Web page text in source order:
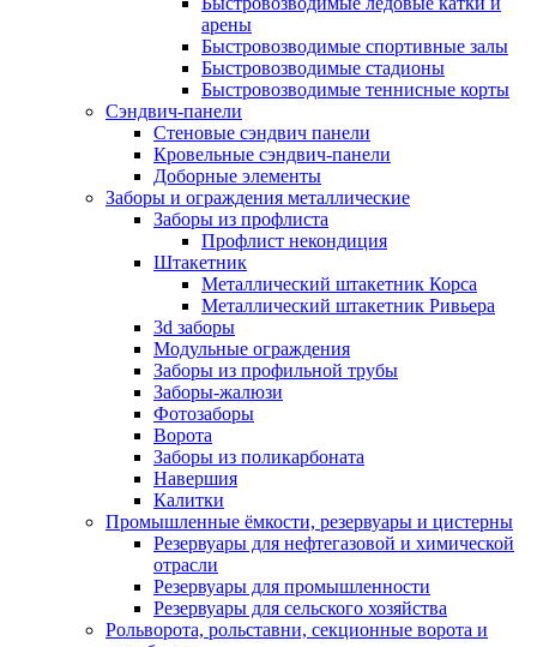
арены
Быстровозводимые спортивные залы
Быстровозводимые стадионы
Быстровозводимые теннисные корты
Сэндвич-панели
Стеновые сэндвич панели
Кровельные сэндвич-панели
Доборные элементы
Заборы и ограждения металлические
Заборы из профлиста
Профлист некондиция
Штакетник
Металлический штакетник Корса
Металлический штакетник Ривьера
3d заборы
Модульные ограждения
Заборы из профильной трубы
Заборы-жалюзи
Фотозаборы
Ворота
Заборы из поликарбоната
Навершия
Калитки
Промышленные ёмкости, резервуары и цистерны
Резервуары для нефтегазовой и химической
отрасли
Резервуары для промышленности
Резервуары для сельского хозяйства
Рольворота, рольставни, секционные ворота и